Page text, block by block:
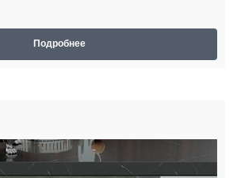
Подробнее